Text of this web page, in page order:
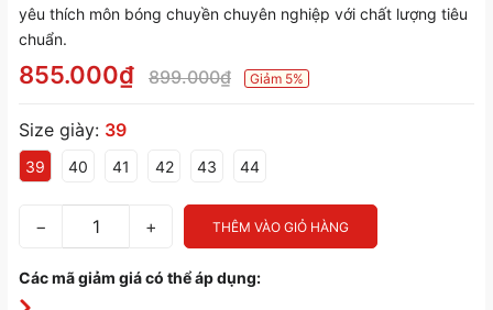
yêu thích môn bóng chuyền chuyên nghiệp với chất lượng tiêu
chuẩn.
855.000₫ 899.000₫ Giảm 5%
Size giày: 39
39 40 41 42 43 44
− + THÊM VÀO GIỎ HÀNG
Các mã giảm giá có thể áp dụng: